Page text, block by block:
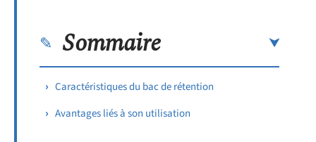
Sommaire
Caractéristiques du bac de rétention
Avantages liés à son utilisation